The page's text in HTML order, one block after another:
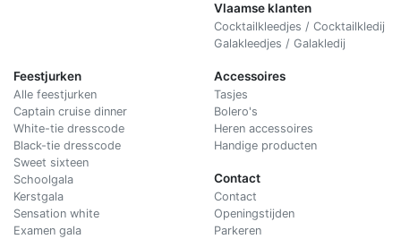
Vlaamse klanten
Cocktailkleedjes / Cocktailkledij
Galakleedjes / Galakledij
Feestjurken
Alle feestjurken
Captain cruise dinner
White-tie dresscode
Black-tie dresscode
Sweet sixteen
Schoolgala
Kerstgala
Sensation white
Examen gala
Accessoires
Tasjes
Bolero's
Heren accessoires
Handige producten
Contact
Contact
Openingstijden
Parkeren